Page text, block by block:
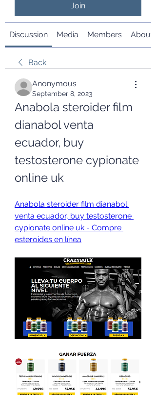
Join
Discussion Media Members About
Back
Anonymous
September 8, 2023
Anabola steroider film
dianabol venta
ecuador, buy
testosterone cypionate
online uk
Anabola steroider film dianabol
venta ecuador, buy testosterone
cypionate online uk - Compre
esteroides en línea